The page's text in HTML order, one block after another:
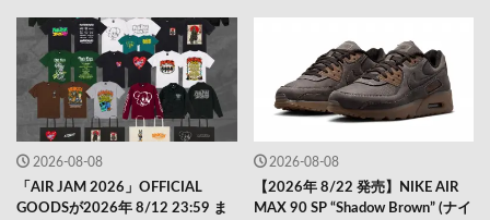
2026-08-08
「AIR JAM 2026」OFFICIAL
GOODSが2026年 8/12 23:59 ま
2026-08-08
【2026年 8/22 発売】NIKE AIR
MAX 90 SP “Shadow Brown” (ナイ